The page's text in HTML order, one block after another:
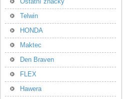
Telwin
HONDA
Maktec
Den Braven
FLEX
Hawera